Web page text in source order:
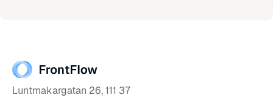
Luntmakargatan 26, 111 37